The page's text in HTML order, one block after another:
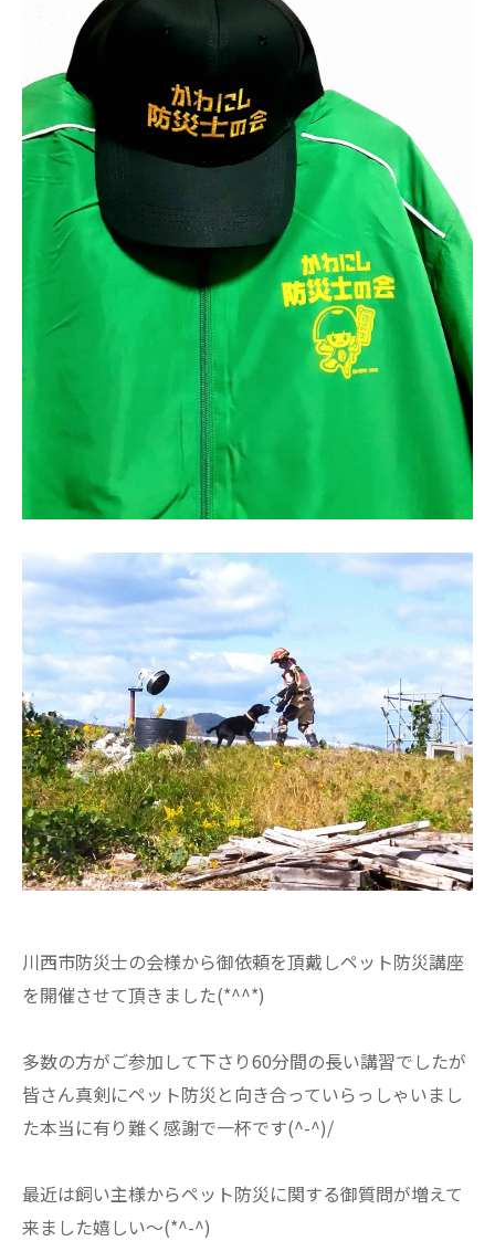
川西市防災士の会様から御依頼を頂戴しペット防災講座
を開催させて頂きました(*^^*)
多数の方がご参加して下さり60分間の長い講習でしたが
皆さん真剣にペット防災と向き合っていらっしゃいまし
た本当に有り難く感謝で一杯です(^-^)/
最近は飼い主様からペット防災に関する御質問が増えて
来ました嬉しい～(*^-^)